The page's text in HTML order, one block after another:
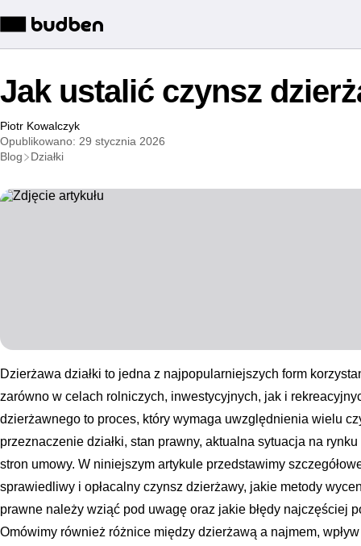
Jak ustalić czynsz
Piotr Kowalczyk
Opublikowano: 29 stycznia 2026
Blog
Działki
Dzierżawa działki to jedna z najpopularniejszych form
zarówno w celach rolniczych, inwestycyjnych, jak i
dzierżawnego to proces, który wymaga uwzględnienia wielu
przeznaczenie działki, stan prawny, aktualna sytuacja na
stron umowy. W niniejszym artykule przedstawimy
sprawiedliwy i opłacalny czynsz dzierżawy, jakie metody
prawne należy wziąć pod uwagę oraz jakie błędy najczęściej
Omówimy również różnice między dzierżawą a najmem,